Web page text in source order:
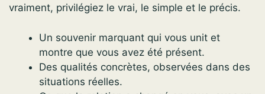
vraiment, privilégiez le vrai, le simple et le précis.
Un souvenir marquant qui vous unit et
montre que vous avez été présent.
Des qualités concrètes, observées dans des
situations réelles.